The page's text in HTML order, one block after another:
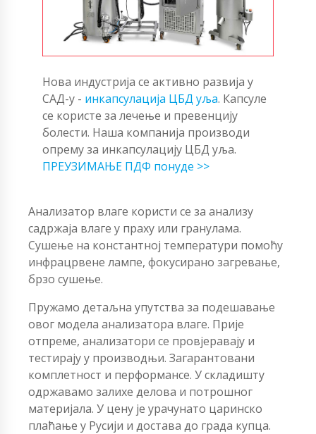
Нова индустрија се активно развија у
САД-у - инкапсулација ЦБД уља. Капсуле
се користе за лечење и превенцију
болести. Наша компанија производи
опрему за инкапсулацију ЦБД уља.
ПРЕУЗИМАЊЕ ПДФ понуде >>
Анализатор влаге користи се за анализу
садржаја влаге у праху или гранулама.
Сушење на константној температури помоћу
инфрацрвене лампе, фокусирано загревање,
брзо сушење.
Пружамо детаљна упутства за подешавање
овог модела анализатора влаге. Прије
отпреме, анализатори се провјеравају и
тестирају у производњи. Загарантовани
комплетност и перформансе. У складишту
одржавамо залихе делова и потрошног
материјала. У цену је урачунато царинско
плаћање у Русији и достава до града купца.